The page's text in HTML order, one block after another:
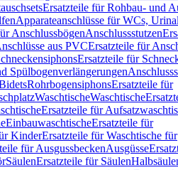
Ersatzteile für Rohbau- und
Apparateanschlüsse für WCs,
AnschlussbögenAnschlussstutzen
aus PVCErsatzteile für
Ersatzteile für
Spülbogenverlängerungen
RohrbogensiphonsErsatzteile für
WaschtischeWaschtische
Ersatzteile für
EinbauwaschtischeErsatzteile für
KinderErsatzteile für Waschtische für
für AusgussbeckenAusgüsse
SäulenErsatzteile für Säulen